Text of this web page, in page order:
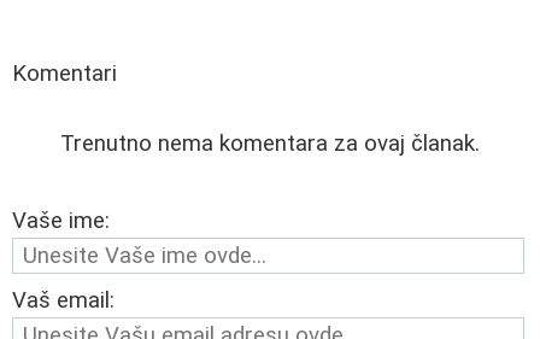
Komentari
Trenutno nema komentara za ovaj članak.
Vaše ime:
Vaš email: